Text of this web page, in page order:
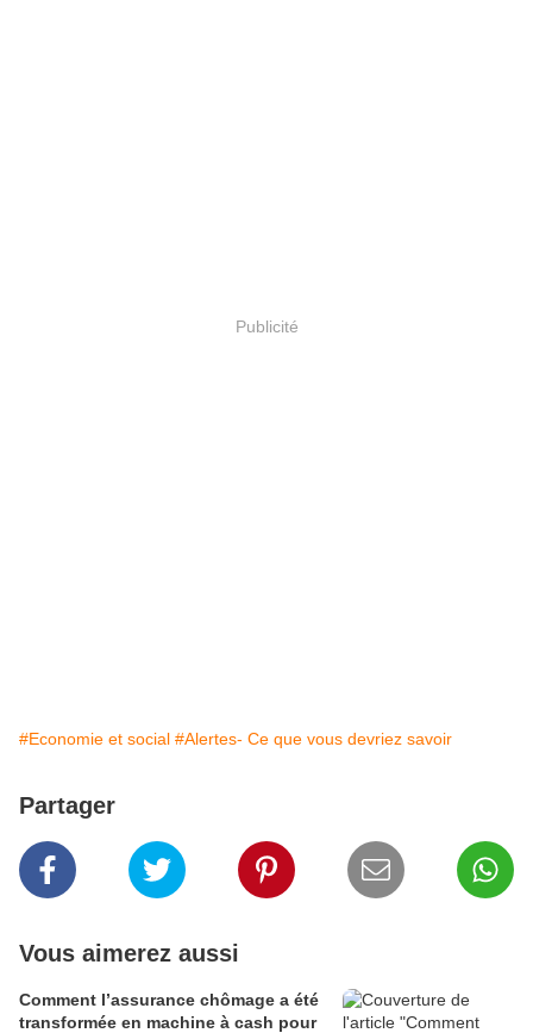
Publicité
#Economie et social #Alertes- Ce que vous devriez savoir
Partager
Vous aimerez aussi
Comment l’assurance chômage a été
transformée en machine à cash pour